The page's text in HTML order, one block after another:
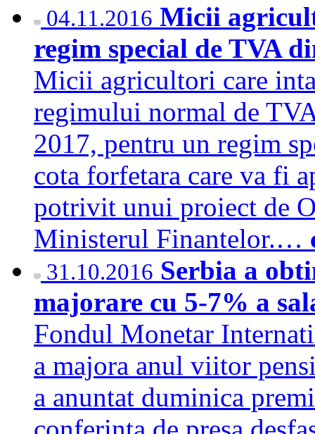
04.11.2016 Micii
regim special de TVA
Micii agricultori care
regimului normal de
2017, pentru un regim
cota forfetara care va fi
potrivit unui proiect de
Ministerul Finantelor.…
31.10.2016 Serbia a
majorare cu 5-7% a
Fondul Monetar
a majora anul viitor
a anuntat duminica